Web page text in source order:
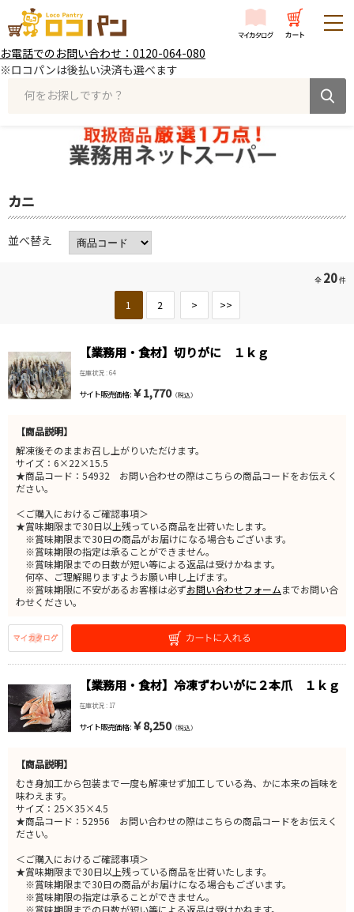
お電話でのお問い合わせ：0120-064-080
※ロコパンは後払い決済も選べます
何をお探しですか？
カニ
並べ替え
全 20件
1 2 > >>
【業務用・食材】切りがに １ｋｇ
在庫状況 : 64
サイト販売価格 : ￥1,770（税込）
【商品説明】
解凍後そのままお召し上がりいただけます。
サイズ：6×22×15.5
★商品コード：54932 お問い合わせの際はこちらの商品コードをお伝えく
ださい。
＜ご購入におけるご確認事項＞
★賞味期限まで30日以上残っている商品を出荷いたします。
※賞味期限まで30日の商品がお届けになる場合もございます。
※賞味期限の指定は承ることができません。
※賞味期限までの日数が短い等による返品は受けかねます。
何卒、ご理解賜りますようお願い申し上げます。
※賞味期限に不安があるお客様は必ずお問い合わせフォームまでお問い合
わせください。
【業務用・食材】冷凍ずわいがに２本爪 １ｋｇ
在庫状況 : 17
サイト販売価格 : ￥8,250（税込）
【商品説明】
むき身加工から包装まで一度も解凍せず加工している為、かに本来の旨味を
味わえます。
サイズ：25×35×4.5
★商品コード：52956 お問い合わせの際はこちらの商品コードをお伝えく
ださい。
＜ご購入におけるご確認事項＞
★賞味期限まで30日以上残っている商品を出荷いたします。
※賞味期限まで30日の商品がお届けになる場合もございます。
※賞味期限の指定は承ることができません。
※賞味期限までの日数が短い等による返品は受けかねます。